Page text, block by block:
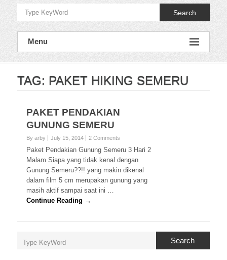
Search
Menu
TAG: PAKET HIKING SEMERU
PAKET PENDAKIAN
GUNUNG SEMERU
By arby July 15, 2014 2 Comments
Paket Pendakian Gunung Semeru 3 Hari 2
Malam Siapa yang tidak kenal dengan
Gunung Semeru??!! yang makin dikenal
dalam film 5 cm merupakan gunung yang
masih aktif sampai saat ini …
Continue Reading →
Search